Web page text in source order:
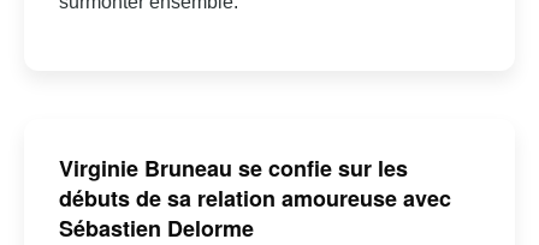
Virginie Bruneau se confie sur les
débuts de sa relation amoureuse avec
Sébastien Delorme